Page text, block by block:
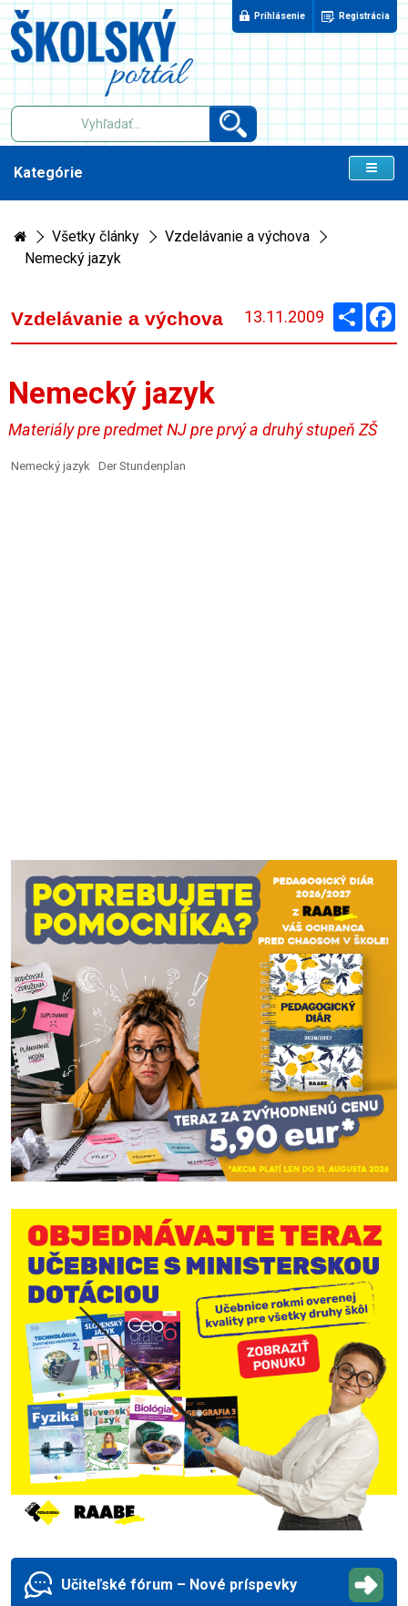
Prihlásenie Registrácia
Kategórie
Všetky články
Vzdelávanie a výchova
Nemecký jazyk
Vzdelávanie a výchova 13.11.2009 Zdieľaj
Nemecký jazyk
Materiály pre predmet NJ pre prvý a druhý stupeň ZŠ
Nemecký jazyk Der Stundenplan
Učiteľské fórum – Nové príspevky